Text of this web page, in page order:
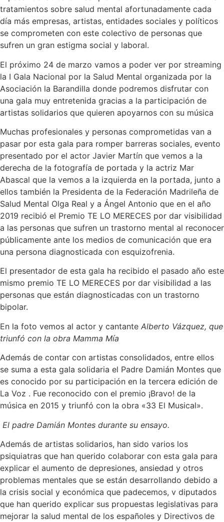
tratamientos sobre salud mental afortunadamente cada
día más empresas, artistas, entidades sociales y políticos
se comprometen con este colectivo de personas que
sufren un gran estigma social y laboral.
El próximo 24 de marzo vamos a poder ver por streaming
la I Gala Nacional por la Salud Mental organizada por la
Asociación la Barandilla donde podremos disfrutar con
una gala muy entretenida gracias a la participación de
artistas solidarios que quieren apoyarnos con su música
Muchas profesionales y personas comprometidas van a
pasar por esta gala para romper barreras sociales, evento
presentado por el actor Javier Martín que vemos a la
derecha de la fotografía de portada y la actriz Mar
Abascal que la vemos a la izquierda en la portada, junto a
ellos también la Presidenta de la Federación Madrileña de
Salud Mental Olga Real y a Ángel Antonio que en el año
2019 recibió el Premio TE LO MERECES por dar visibilidad
a las personas que sufren un trastorno mental al reconocer
públicamente ante los medios de comunicación que era
una persona diagnosticada con esquizofrenia.
El presentador de esta gala ha recibido el pasado año este
mismo premio TE LO MERECES por dar visibilidad a las
personas que están diagnosticadas con un trastorno
bipolar.
En la foto vemos al actor y cantante Alberto Vázquez, que
triunfó con la obra Mamma Mía
Además de contar con artistas consolidados, entre ellos
se suma a esta gala solidaria el Padre Damián Montes que
es conocido por su participación en la tercera edición de
La Voz . Fue reconocido con el premio ¡Bravo! de la
música en 2015 y triunfó con la obra «33 El Musical».
El padre Damián Montes durante su ensayo.
Además de artistas solidarios, han sido varios los
psiquiatras que han querido colaborar con esta gala para
explicar el aumento de depresiones, ansiedad y otros
problemas mentales que se están desarrollando debido a
la crisis social y económica que padecemos, v diputados
que han querido explicar sus propuestas legislativas para
mejorar la salud mental de los españoles y Directivos de